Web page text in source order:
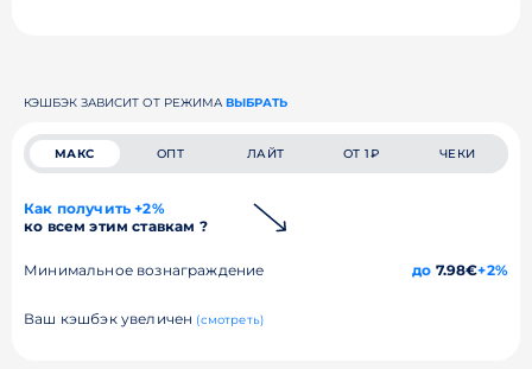
КЭШБЭК ЗАВИСИТ ОТ РЕЖИМА ВЫБРАТЬ
МАКС ОПТ ЛАЙТ ОТ 1₽ ЧЕКИ
Как получить +2%
ко всем этим ставкам ?
Минимальное вознаграждение до 7.98€+2%
Ваш кэшбэк увеличен (смотреть)